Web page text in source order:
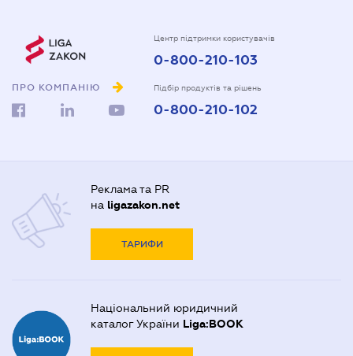
ПРО КОМПАНІЮ
Центр підтримки користувачів
0-800-210-103
Підбір продуктів та рішень
0-800-210-102
Реклама та PR
на ligazakon.net
ТАРИФИ
Національний юридичний
каталог України Liga:BOOK